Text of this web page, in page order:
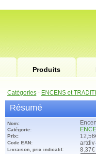
Produits
Catégories - ENCENS et
Résumé
Nom:
Catégorie:
Prix:
Code EAN:
Livraison, prix indicatif: 8,37€